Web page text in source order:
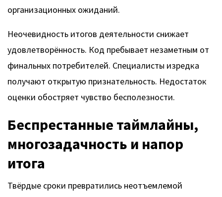
организационных ожиданий.
Неочевидность итогов деятельности снижает
удовлетворённость. Код пребывает незаметным от
финальных потребителей. Специалисты изредка
получают открытую признательность. Недостаток
оценки обостряет чувство бесполезности.
Беспрестанные таймлайны,
многозадачность и напор
итога
Твёрдые сроки превратились неотъемлемой